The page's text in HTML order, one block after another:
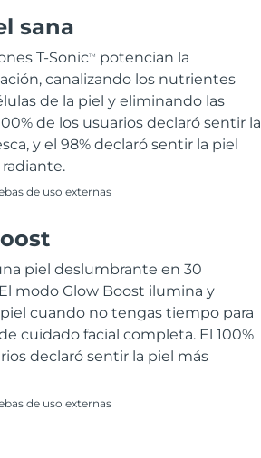
sana
T-SonicTM
potencian la
canalizando los nutrientes
de la piel y eliminando las
de los usuarios declaró sentir la
y el 98% declaró sentir la piel
radiante.
de uso externas
piel deslumbrante en 30
modo Glow Boost ilumina y
cuando no tengas tiempo para
cuidado facial completa. El 100%
declaró sentir la piel más
de uso externas